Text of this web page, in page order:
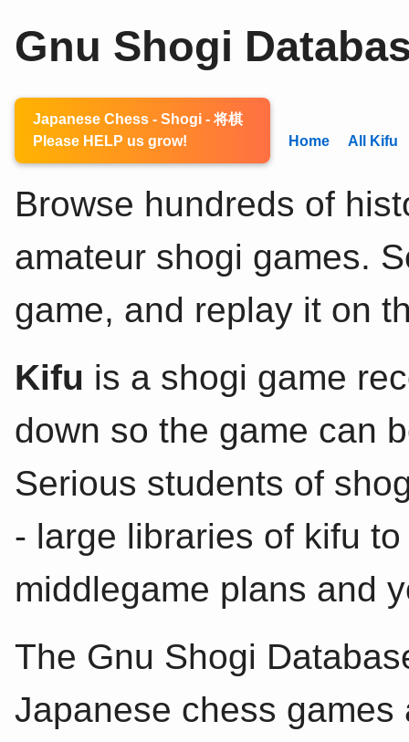
Gnu Shogi
Japanese Chess - Shogi - 将棋
Please HELP us grow!
Home All Kifu
Browse hundreds of
amateur shogi games.
game, and replay it on
Kifu is a shogi game
down so the game can
Serious students of
- large libraries of kifu
middlegame plans and
The Gnu Shogi
Japanese chess